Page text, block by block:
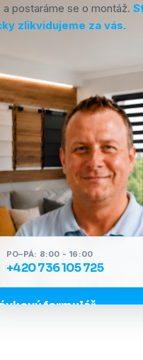
postaráme se o montáž.
zlikvidujeme za vás.
PO–PÁ: 8:00 - 16:00
+420 736 105 725
formulář